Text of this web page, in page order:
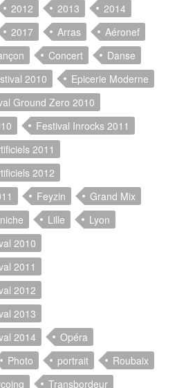
2012 2013
2014
2017 Arras
Aéronef
Concert
Danse
2010
Epicerie Moderne
Ground Zero 2010
Festival Inrocks 2011
2011
2012
Feyzin
Grand Mix
Lille
Lyon
2010
2011
2012
2013
2014
Opéra
Photo portrait
Roubaix
Transbordeur